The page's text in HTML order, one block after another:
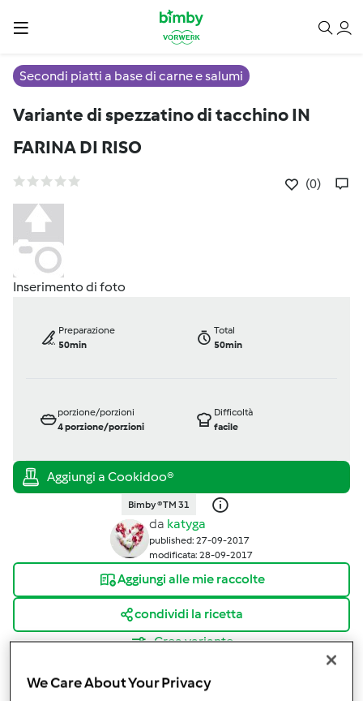
Secondi piatti a base di carne e salumi
Variante di spezzatino di tacchino IN
FARINA DI RISO
(0)
Inserimento di foto
Preparazione
50min
Total
50min
porzione/porzioni
4porzione/porzioni
Difficoltà
facile
Bimby ® TM 31
da katyga
published: 27-09-2017
modificata: 28-09-2017
Aggiungi alle mie raccolte
condividi la ricetta
Crea variante
We Care About Your Privacy